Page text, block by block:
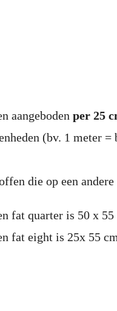
aangeboden per 25
(bv. 1 meter
die op een
fat quarter is 50 x 55
fat eight is 25x 55 cm